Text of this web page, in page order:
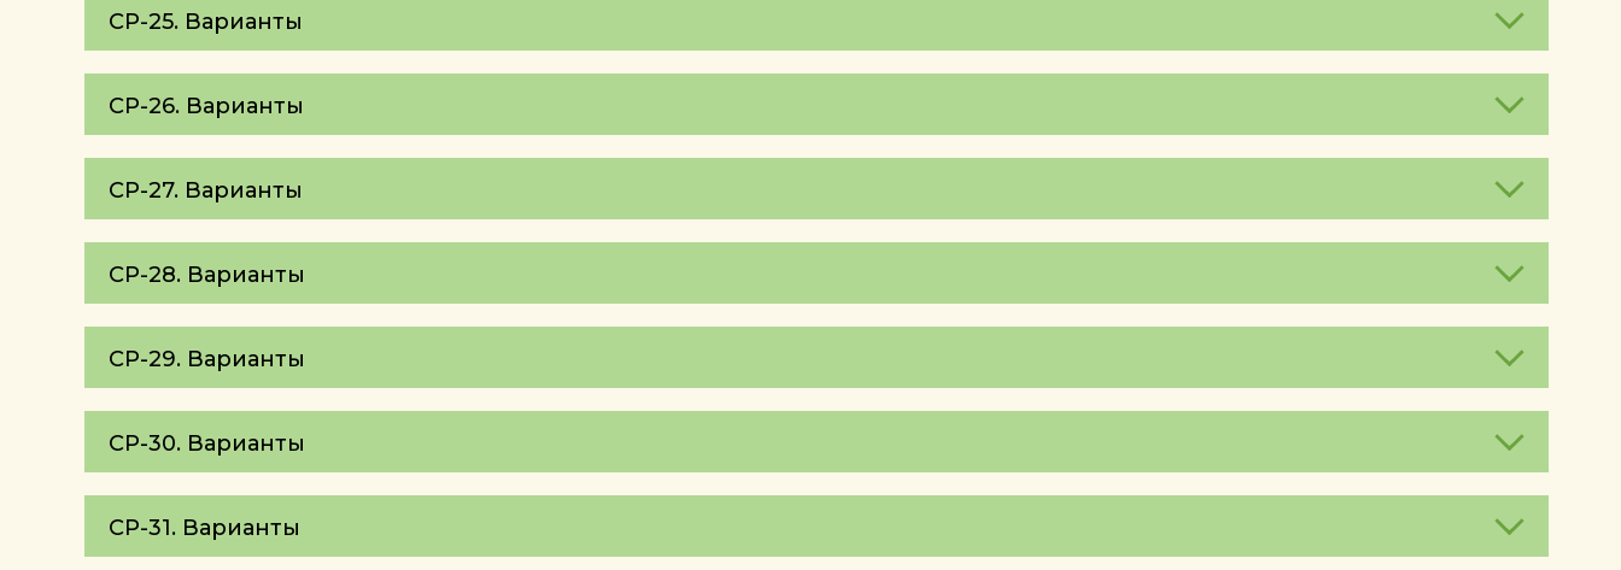
СР-25. Варианты
СР-26. Варианты
СР-27. Варианты
СР-28. Варианты
СР-29. Варианты
СР-30. Варианты
СР-31. Варианты